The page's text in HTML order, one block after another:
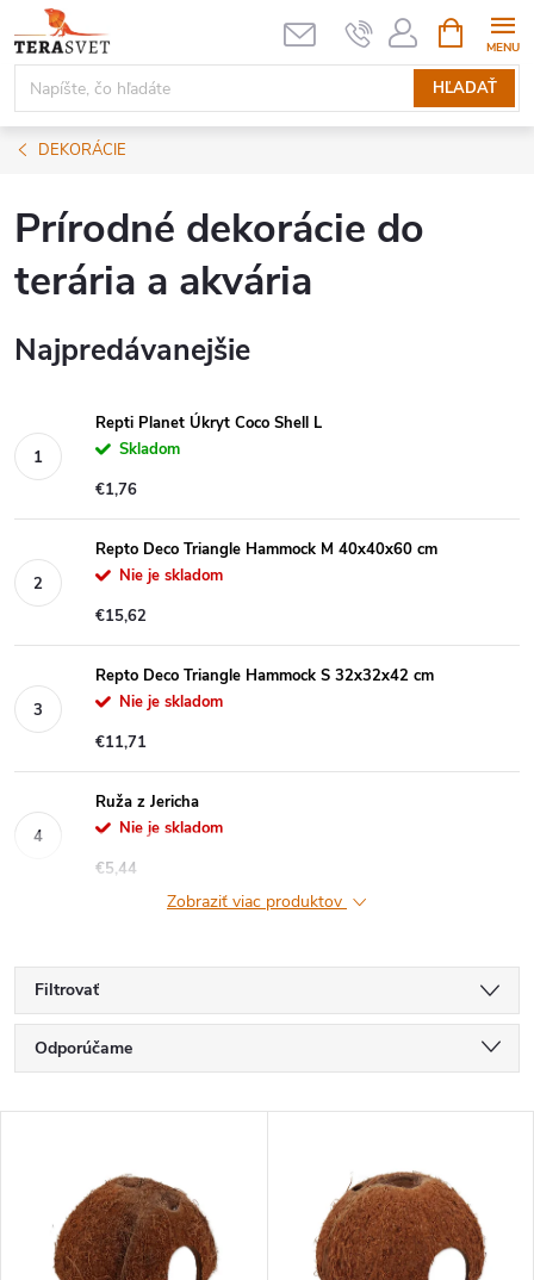
na
obsah
HĽADAŤ
KOŠÍK
DEKORÁCIE
Prírodné dekorácie do
terária a akvária
Najpredávanejšie
Repti Planet Úkryt Coco Shell L
Skladom
€1,76
Repto Deco Triangle Hammock M 40x40x60 cm
Nie je skladom
€15,62
Repto Deco Triangle Hammock S 32x32x42 cm
Nie je skladom
€11,71
Ruža z Jericha
Nie je skladom
€5,44
Zobraziť viac produktov
Filtrovať
R
a
Odporúčame
Najpredávanejšie
Abecedne